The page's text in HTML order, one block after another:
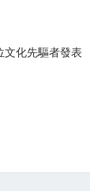
文化先驅者發表